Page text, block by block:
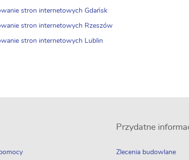
stron internetowych Gdańsk
stron internetowych Rzeszów
stron internetowych Lublin
Przydatne
Zlecenia budowlane